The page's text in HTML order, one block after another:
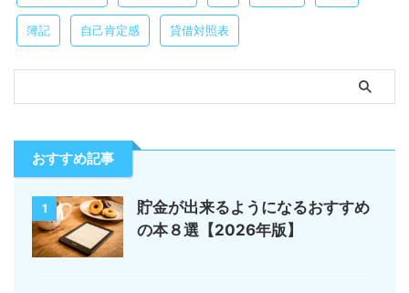
簿記 自己肯定感 貸借対照表
おすすめ記事
1
貯金が出来るようになるおすすめ
の本８選【2026年版】